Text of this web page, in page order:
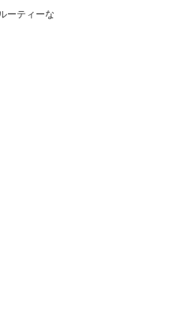
ーティーな